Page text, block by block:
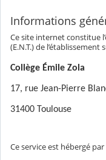
Informations
Ce site internet constitue
(E.N.T.) de l’établissement
Collège Émile Zola
17, rue Jean-Pierre
31400 Toulouse
Ce service est hébergé par